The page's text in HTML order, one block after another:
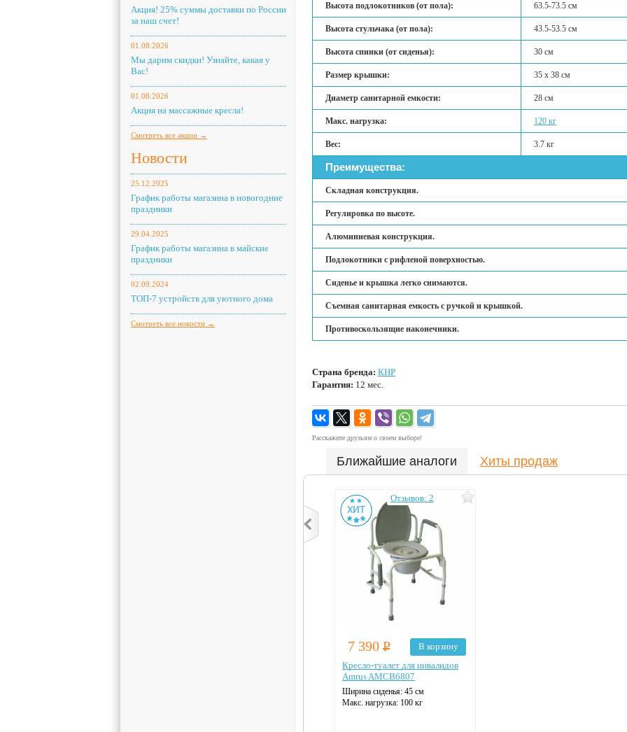
Акция! 25% суммы доставки по России
за наш счет!
01.08.2026
Мы дарим скидки! Узнайте, какая у
Вас!
01.08.2026
Акция на массажные кресла!
Смотреть все акции →
Новости
25.12.2025
График работы магазина в новогодние
праздники
29.04.2025
График работы магазина в майские
праздники
02.09.2024
ТОП-7 устройств для уютного дома
Смотреть все новости →
Высота подлокотников (от пола): 63.5-73.5 см
Высота стульчака (от пола): 43.5-53.5 см
Высота спинки (от сиденья): 30 см
Размер крышки: 35 х 38 см
Диаметр санитарной емкости: 28 см
Макс. нагрузка: 120 кг
Вес: 3.7 кг
Преимущества:
Складная конструкция.
Регулировка по высоте.
Алюминиевая конструкция.
Подлокотники с рифленой поверхностью.
Сиденье и крышка легко снимаются.
Съемная санитарная емкость с ручкой и крышкой.
Противоскользящие наконечники.
Страна бренда: КНР
Гарантия: 12 мес.
Расскажите друзьям о своем выборе!
Ближайшие аналоги Хиты продаж
Отзывов: 2
7 390 Р
В корзину
Кресло-туалет для инвалидов
Amrus AMCB6807
Ширина сиденья: 45 см
Макс. нагрузка: 100 кг